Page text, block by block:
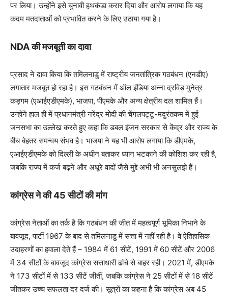
पर लिया। उन्होंने इसे चुनावी हथकंडा करार दिया और आरोप लगाया कि यह
कदम मतदाताओं को प्रभावित करने के लिए उठाया गया है।
NDA की मजबूती का दावा
प्रसाद ने दावा किया कि तमिलनाडु में राष्ट्रीय जनतांत्रिक गठबंधन (एनडीए)
लगातार मजबूत हो रहा है। इस गठबंधन में ऑल इंडिया अन्ना द्रविड़ मुनेत्र
कड़गम (एआईएडीएमके), भाजपा, पीएमके और अन्य क्षेत्रीय दल शामिल हैं।
उन्होंने हाल ही में प्रधानमंत्री नरेंद्र मोदी की चेंगलपट्टू-मदुरंतकम में हुई
जनसभा का उल्लेख करते हुए कहा कि डबल इंजन सरकार से केंद्र और राज्य के
बीच बेहतर समन्वय संभव है। भाजपा ने यह भी आरोप लगाया कि डीएमके,
एआईएडीएमके को दिल्ली के अधीन बताकर ध्यान भटकाने की कोशिश कर रही है,
जबकि राज्य में कर्ज बढ़ने और अधूरे वादों जैसे मुद्दे अभी भी अनसुलझे हैं।
कांग्रेस ने की 45 सीटों की मांग
कांग्रेस नेताओं का तर्क है कि गठबंधन की जीत में महत्वपूर्ण भूमिका निभाने के
बावजूद, पार्टी 1967 के बाद से तमिलनाडु में सत्ता में नहीं रही है। वे ऐतिहासिक
उदाहरणों का हवाला देते हैं – 1984 में 61 सीटें, 1991 में 60 सीटें और 2006
में 34 सीटों के बावजूद कांग्रेस सत्ताधारी ढांचे से बाहर रही। 2021 में, डीएमके
ने 173 सीटों में से 133 सीटें जीतीं, जबकि कांग्रेस ने 25 सीटों में से 18 सीटें
जीतकर उच्च सफलता दर दर्ज की। सूत्रों का कहना है कि कांग्रेस अब 45